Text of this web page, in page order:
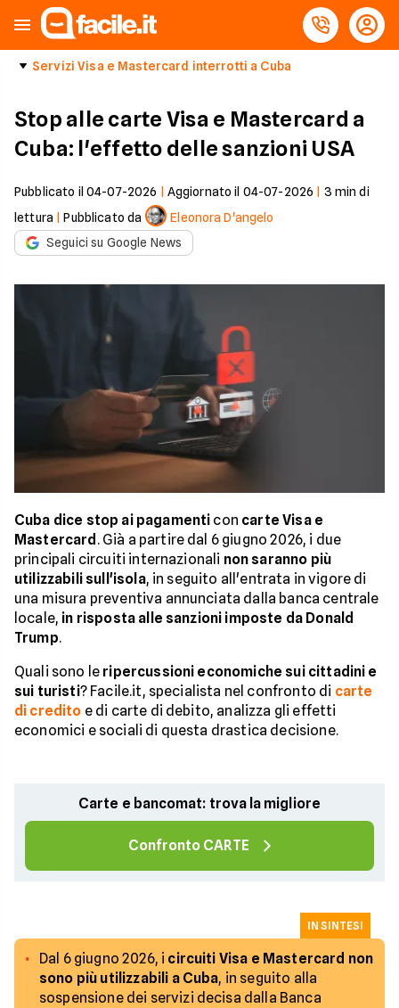
Servizi Visa e Mastercard interrotti a Cuba
Stop alle carte Visa e Mastercard a
Cuba: l'effetto delle sanzioni USA
Pubblicato il 04-07-2026 Aggiornato il 04-07-2026 3 min di
lettura |Pubblicato da
Eleonora D'angelo
Seguici su Google News
Cuba dice stop ai pagamenti con carte Visa e
Mastercard . Già a partire dal 6 giugno 2026, i due
principali circuiti internazionali non saranno più
utilizzabili sull'isola, in seguito all'entrata in vigore di
una misura preventiva annunciata dalla banca centrale
locale, in risposta alle sanzioni imposte da Donald
Trump.
Quali sono le ripercussioni economiche sui cittadini e
sui turisti? Facile.it, specialista nel confronto di carte
di credito e di carte di debito, analizza gli effetti
economici e sociali di questa drastica decisione.
Carte e bancomat: trova la migliore
Confronto CARTE
Dal 6 giugno 2026, i circuiti Visa e Mastercard non
sono più utilizzabili a Cuba, in seguito alla
sospensione dei servizi decisa dalla Banca
IN SINTESI